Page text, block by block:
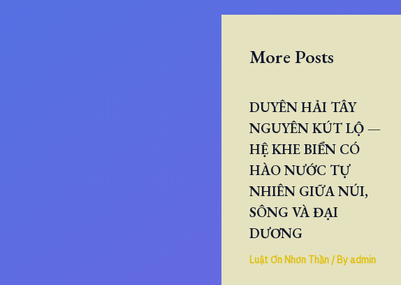
More Posts
DUYÊN HẢI TÂY
NGUYÊN KÚT LỘ —
HỆ KHE BIỂN CÓ
HÀO NƯỚC TỰ
NHIÊN GIỮA NÚI,
SÔNG VÀ ĐẠI
DƯƠNG
Luật Ơn Nhơn Thần/ Byadmin